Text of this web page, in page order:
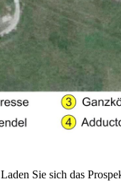
Laden Sie sich das